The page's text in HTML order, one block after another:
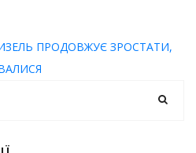
ПРОДОВЖУЄ ЗРОСТАТИ,